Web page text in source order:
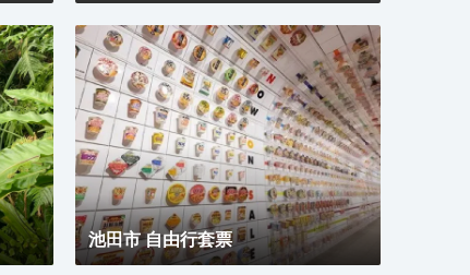
池田市 自由行套票